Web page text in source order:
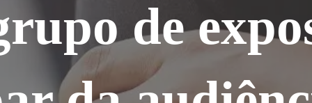
de